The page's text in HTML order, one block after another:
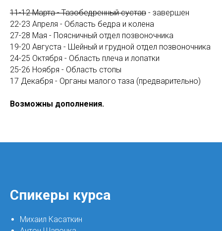
11-12 Марта - Тазобедренный сустав - завершен
22-23 Апреля - Область бедра и колена
27-28 Мая - Поясничный отдел позвоночника
19-20 Августа - Шейный и грудной отдел позвоночника
24-25 Октября - Область плеча и лопатки
25-26 Ноября - Область стопы
17 Декабря - Органы малого таза (предварительно)
Возможны дополнения.
Спикеры курса
Михаил Касаткин